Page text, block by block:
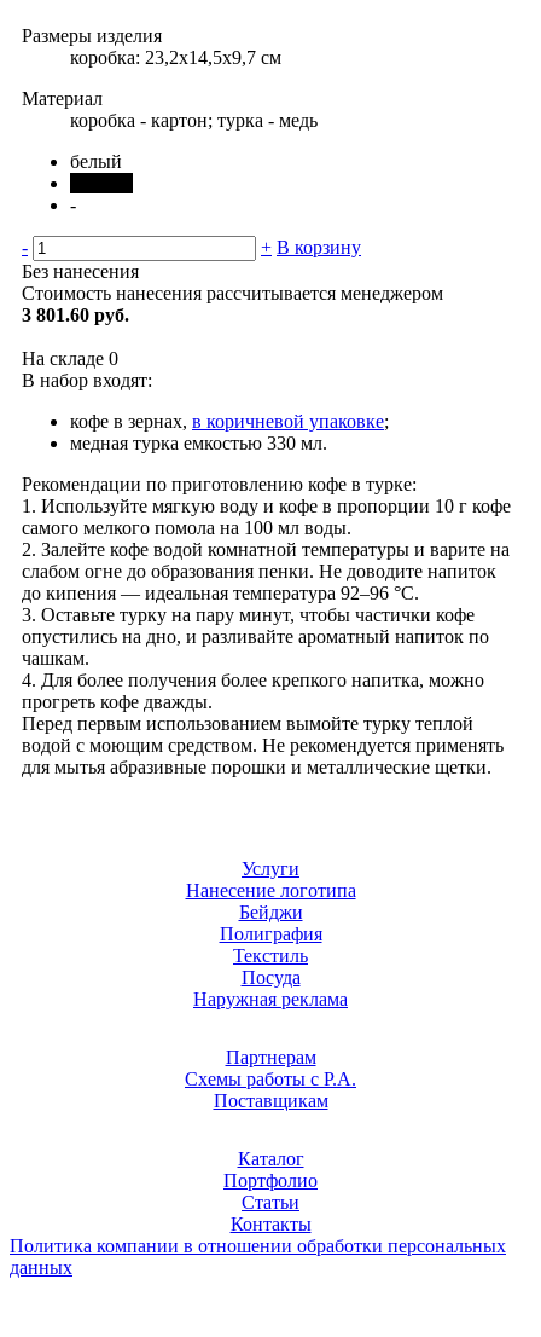
Размеры изделия
коробка: 23,2х14,5х9,7 см
Материал
коробка - картон; турка - медь
белый
-
- + В корзину
Без нанесения
Стоимость нанесения рассчитывается менеджером
3 801.60 руб.
На складе 0
В набор входят:
кофе в зернах, в коричневой упаковке;
медная турка емкостью 330 мл.
Рекомендации по приготовлению кофе в турке:
1. Используйте мягкую воду и кофе в пропорции 10 г кофе
самого мелкого помола на 100 мл воды.
2. Залейте кофе водой комнатной температуры и варите на
слабом огне до образования пенки. Не доводите напиток
до кипения — идеальная температура 92–96 °С.
3. Оставьте турку на пару минут, чтобы частички кофе
опустились на дно, и разливайте ароматный напиток по
чашкам.
4. Для более получения более крепкого напитка, можно
прогреть кофе дважды.
Перед первым использованием вымойте турку теплой
водой с моющим средством. Не рекомендуется применять
для мытья абразивные порошки и металлические щетки.
Услуги
Нанесение логотипа
Бейджи
Полиграфия
Текстиль
Посуда
Наружная реклама
Партнерам
Схемы работы с Р.А.
Поставщикам
Каталог
Портфолио
Статьи
Контакты
Политика компании в отношении обработки персональных
данных